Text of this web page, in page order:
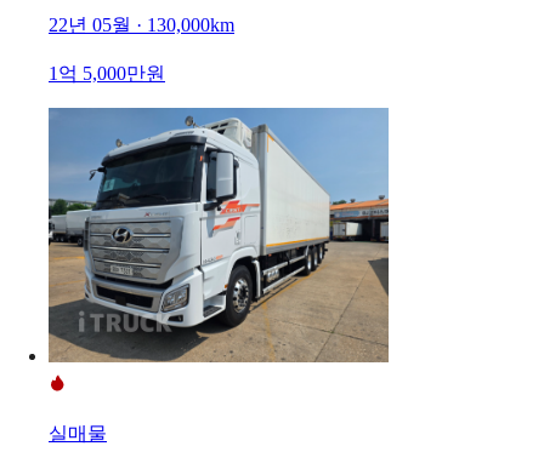
22년 05월 · 130,000km
1억 5,000만원
실매물